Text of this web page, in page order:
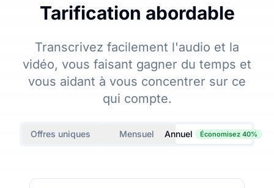
Tarification abordable
Transcrivez facilement l'audio et la
vidéo, vous faisant gagner du temps et
vous aidant à vous concentrer sur ce
qui compte.
Offres uniques Mensuel Annuel Économisez 40%